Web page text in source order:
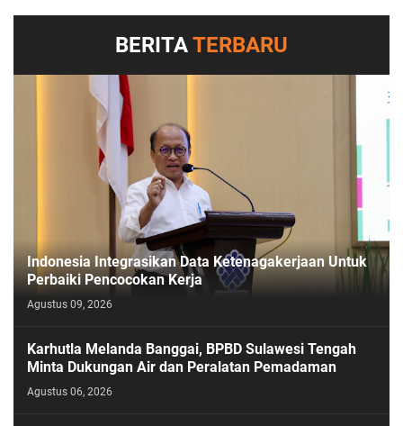
BERITATERBARU
Indonesia Integrasikan Data Ketenagakerjaan Untuk
Perbaiki Pencocokan Kerja
Agustus 09, 2026
Karhutla Melanda Banggai, BPBD Sulawesi Tengah
Minta Dukungan Air dan Peralatan Pemadaman
Agustus 06, 2026